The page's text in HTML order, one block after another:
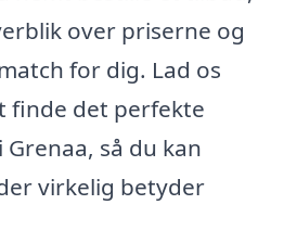
over priserne og
for dig. Lad os
finde det perfekte
så du kan
virkelig betyder